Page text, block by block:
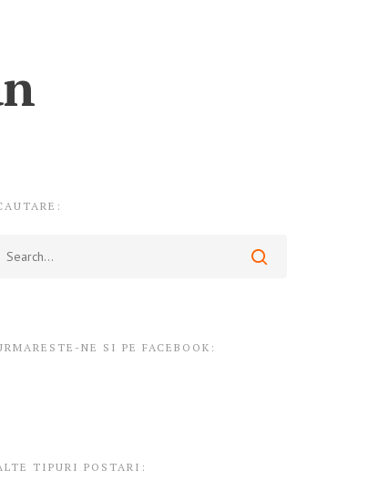
NE SI PE FACEBOOK:
TIPURI POSTARI: